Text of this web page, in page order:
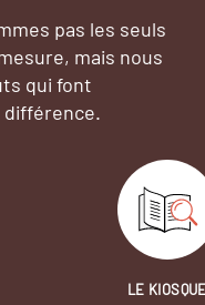
pas les seuls
mais nous
qui font
LE